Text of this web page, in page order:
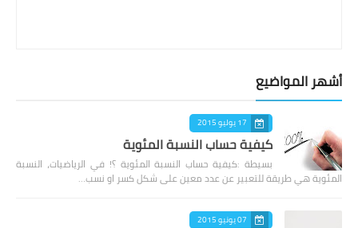
أشهر المواضيع
17 يوليو 2015
كيفية حساب النسبة المئوية
بسيطة :كيفية حساب النسبة المئوية ؟! في الرياضيات، النسبة
المئوية هي طريقة للتعبير عن عدد معين على شكل كسر او نسب…
07 يونيو 2015